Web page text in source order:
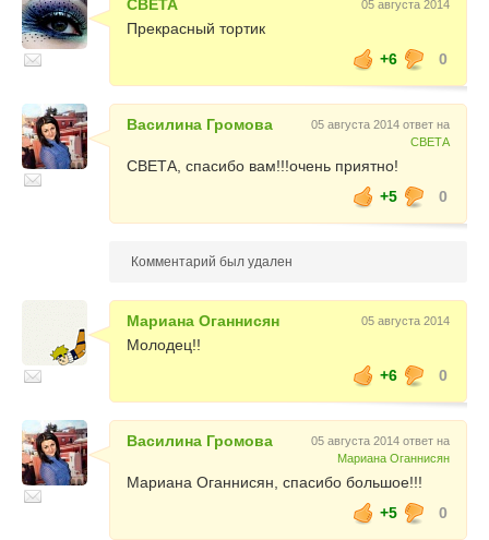
СВЕТА 05 августа 2014
Прекрасный тортик
+6
0
Василина Громова
05 августа 2014 ответ на
СВЕТА
СВЕТА, спасибо вам!!!очень приятно!
+5
0
Комментарий был удален
Мариана Оганнисян 05 августа 2014
Молодец!!
+6
0
Василина Громова
05 августа 2014 ответ на
Мариана Оганнисян
Мариана Оганнисян, спасибо большое!!!
+5
0